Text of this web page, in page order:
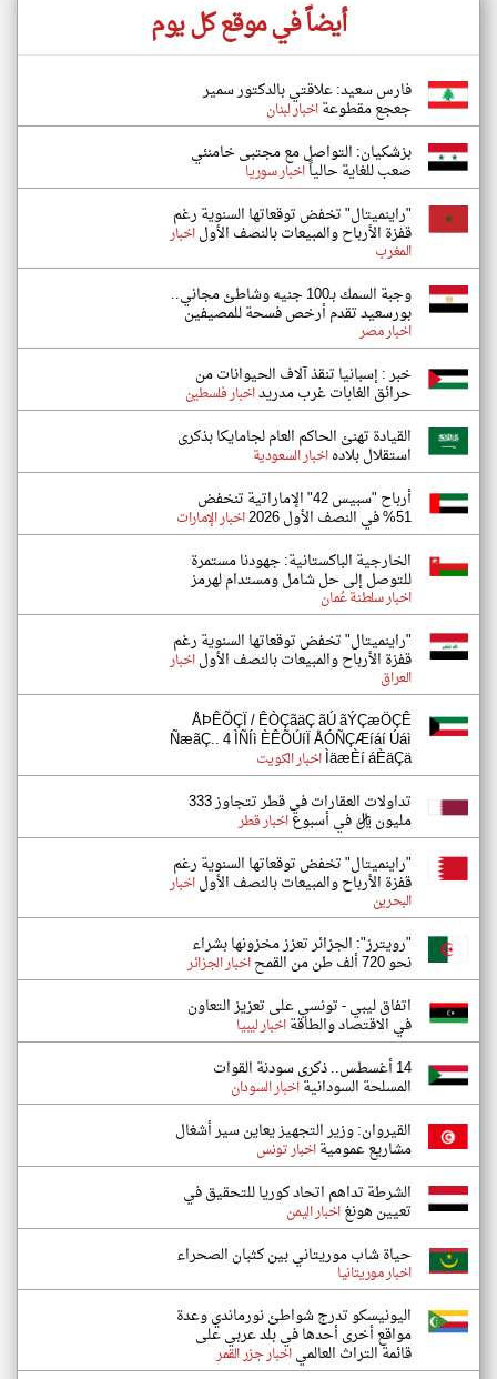
أيضاً في موقع كل يوم
فارس سعيد: علاقتي بالدكتور سمير
جعجع مقطوعةاخبار لبنان
بزشكيان: التواصل مع مجتبى خامنئي
صعب للغاية حالياًاخبار سوريا
"راينميتال" تخفض توقعاتها السنوية رغم
قفزة الأرباح والمبيعات بالنصف الأولاخبار
المغرب
وجبة السمك بـ100 جنيه وشاطئ مجاني..
بورسعيد تقدم أرخص فسحة للمصيفين
اخبار مصر
خبر : إسبانيا تنقذ آلاف الحيوانات من
حرائق الغابات غرب مدريداخبار فلسطين
القيادة تهنئ الحاكم العام لجامايكا بذكرى
استقلال بلادهاخبار السعودية
أرباح "سبيس 42" الإماراتية تنخفض
51% في النصف الأول 2026 اخبار الإمارات
الخارجية الباكستانية: جهودنا مستمرة
للتوصل إلى حل شامل ومستدام لهرمز
اخبار سلطنة عُمان
"راينميتال" تخفض توقعاتها السنوية رغم
قفزة الأرباح والمبيعات بالنصف الأولاخبار
العراق
ÅÞÊÕÇÏ / ÊÒÇãäÇ ãÚ ãÝÇæÖÇÊ
ÑæãÇ.. 4 ÌÑÍì ÈÊÕÚíÏ ÅÓÑÇÆíáí Úáì
ÌäæÈí áÈäÇäاخبار الكويت
تداولات العقارات في قطر تتجاوز 333
مليون ريال في أسبوعاخبار قطر
"راينميتال" تخفض توقعاتها السنوية رغم
قفزة الأرباح والمبيعات بالنصف الأولاخبار
البحرين
"رويترز": الجزائر تعزز مخزونها بشراء
نحو 720 ألف طن من القمح اخبار الجزائر
اتفاق ليبي - تونسي على تعزيز التعاون
في الاقتصاد والطاقةاخبار ليبيا
14 أغسطس.. ذكرى سودنة القوات
المسلحة السودانيةاخبار السودان
القيروان: وزير التجهيز يعاين سير أشغال
مشاريع عموميةاخبار تونس
الشرطة تداهم اتحاد كوريا للتحقيق في
تعيين هونغاخبار اليمن
حياة شاب موريتاني بين كثبان الصحراء
اخبار موريتانيا
اليونيسكو تدرج شواطئ نورماندي وعدة
مواقع أخرى أحدها في بلد عربي على
قائمة التراث العالمياخبار جزر القمر